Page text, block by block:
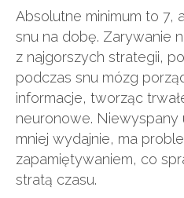
Absolutne minimum to 7,
snu na dobę. Zarywanie
z najgorszych strategii,
podczas snu mózg
informacje, tworząc
neuronowe. Niewyspany
mniej wydajnie, ma
zapamiętywaniem, co
stratą czasu.